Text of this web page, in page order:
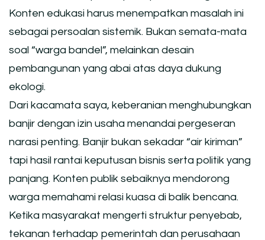
Konten edukasi harus menempatkan masalah ini
sebagai persoalan sistemik. Bukan semata-mata
soal “warga bandel”, melainkan desain
pembangunan yang abai atas daya dukung
ekologi.
Dari kacamata saya, keberanian menghubungkan
banjir dengan izin usaha menandai pergeseran
narasi penting. Banjir bukan sekadar “air kiriman”
tapi hasil rantai keputusan bisnis serta politik yang
panjang. Konten publik sebaiknya mendorong
warga memahami relasi kuasa di balik bencana.
Ketika masyarakat mengerti struktur penyebab,
tekanan terhadap pemerintah dan perusahaan